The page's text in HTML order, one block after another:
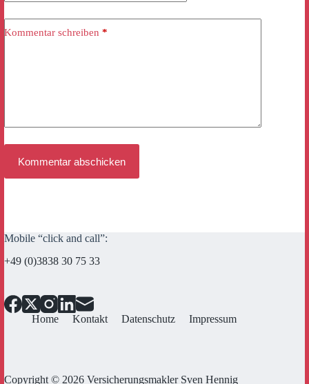
Kommentar schreiben *
Kommentar abschicken
Mobile “click and call”:
+49 (0)3838 30 75 33
Home Kontakt Datenschutz Impressum
Copyright © 2026 Versicherungsmakler Sven Hennig